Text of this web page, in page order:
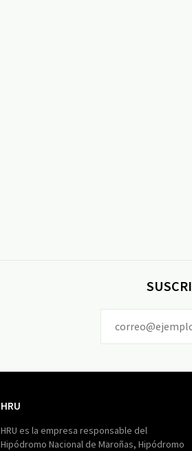
HRU
HRU es la empresa responsable del
Hipódromo Nacional de Maroñas, Hipódromo